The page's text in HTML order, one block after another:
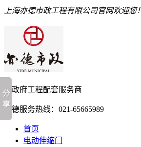
上海亦德市政工程有限公司官网欢迎您！
亦德服务热线： 021-65665989
首页
电动伸缩门